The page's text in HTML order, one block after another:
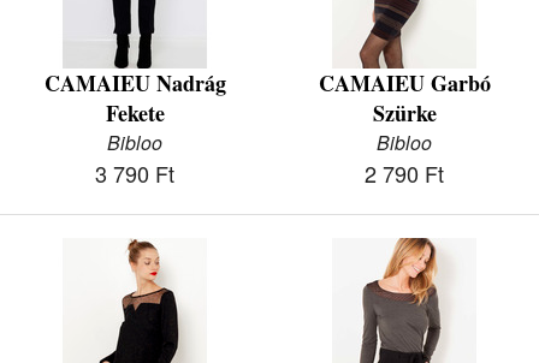
CAMAIEU Nadrág
Fekete
Bibloo
3 790 Ft
CAMAIEU Garbó
Szürke
Bibloo
2 790 Ft